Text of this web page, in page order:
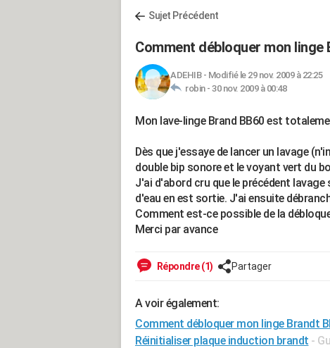
Sujet Précédent
Comment débloquer mon linge
ADEHIB- Modifié le 29 nov. 2009 à 22:25
robin - 30 nov. 2009 à 00:48
Mon lave-linge Brand BB60 est
Dès que j'essaye de lancer un lavage
double bip sonore et le voyant vert du
J'ai d'abord cru que le précédent
d'eau en est sortie. J'ai ensuite
Comment est-ce possible de la
Merci par avance
Répondre (1) Partager
A voir également:
Comment débloquer mon linge Brandt
Réinitialiser plaque induction brandt -